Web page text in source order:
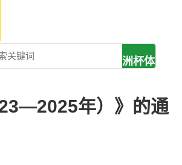
欧洲杯体育投注
网
年）》的通